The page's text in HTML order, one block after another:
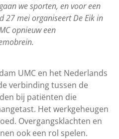
we sporten, en voor een
27 mei organiseert De Eik in
opnieuw een
UMC en het Nederlands
verbinding tussen de
bij patiënten die
Het werkgeheugen
Overgangsklachten en
ook een rol spelen.